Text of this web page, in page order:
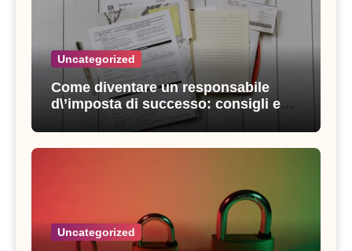
Uncategorized
Come diventare un responsabile
d\’imposta di successo: consigli e
strategie vincenti
Uncategorized